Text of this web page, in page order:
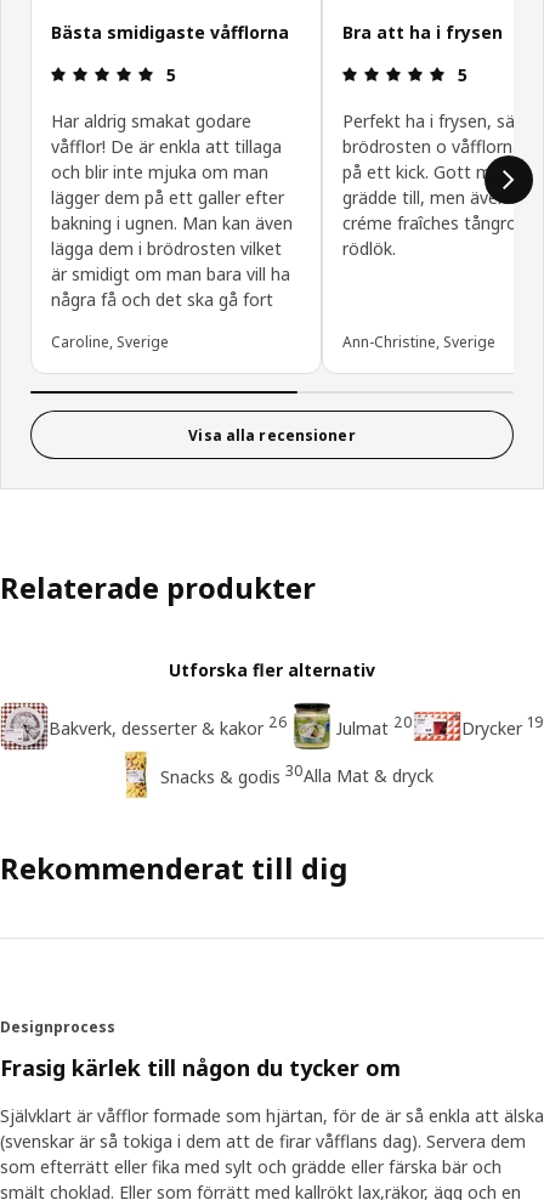
Bästa smidigaste våfflorna
Recension: 5 utav 5 stjärnor.
5
Har aldrig smakat godare
våfflor! De är enkla att tillaga
och blir inte mjuka om man
lägger dem på ett galler efter
bakning i ugnen. Man kan även
lägga dem i brödrosten vilket
är smidigt om man bara vill ha
några få och det ska gå fort
Caroline, Sverige
Bra att ha i frysen
5
Perfekt ha i frysen, sätt
brödrosten o våfflorna
på ett kick. Gott med
grädde till, men även
créme fraîches tångrom
rödlök.
Ann-Christine, Sverige
Visa alla recensioner
Relaterade produkter
Utforska fler alternativ
Bakverk, desserter & kakor 26 Julmat 20 Drycker 19
Snacks & godis 30Alla Mat & dryck
Rekommenderat till dig
Designprocess
Frasig kärlek till någon du tycker om
Självklart är våfflor formade som hjärtan, för de är så enkla att älska
(svenskar är så tokiga i dem att de firar våfflans dag). Servera dem
som efterrätt eller fika med sylt och grädde eller färska bär och
smält choklad. Eller som förrätt med kallrökt lax,räkor, ägg och en